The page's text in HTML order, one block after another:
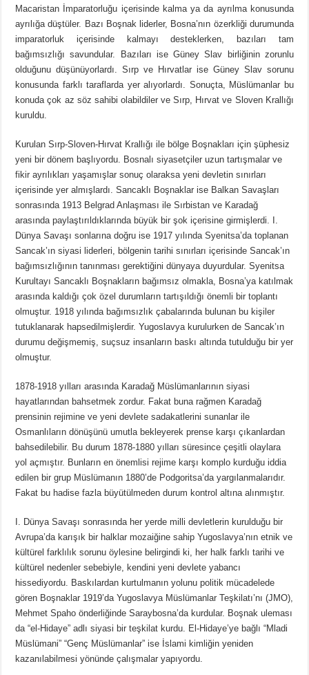
Macaristan İmparatorluğu içerisinde kalma ya da ayrılma konusunda
ayrılığa düştüler. Bazı Boşnak liderler, Bosna’nın özerkliği durumunda
imparatorluk içerisinde kalmayı desteklerken, bazıları tam
bağımsızlığı savundular. Bazıları ise Güney Slav birliğinin zorunlu
olduğunu düşünüyorlardı. Sırp ve Hırvatlar ise Güney Slav sorunu
konusunda farklı taraflarda yer alıyorlardı. Sonuçta, Müslümanlar bu
konuda çok az söz sahibi olabildiler ve Sırp, Hırvat ve Sloven Krallığı
kuruldu.
Kurulan Sırp-Sloven-Hırvat Krallığı ile bölge Boşnakları için şüphesiz
yeni bir dönem başlıyordu. Bosnalı siyasetçiler uzun tartışmalar ve
fikir ayrılıkları yaşamışlar sonuç olaraksa yeni devletin sınırları
içerisinde yer almışlardı. Sancaklı Boşnaklar ise Balkan Savaşları
sonrasında 1913 Belgrad Anlaşması ile Sırbistan ve Karadağ
arasında paylaştırıldıklarında büyük bir şok içerisine girmişlerdi. I.
Dünya Savaşı sonlarına doğru ise 1917 yılında Syenitsa’da toplanan
Sancak’ın siyasi liderleri, bölgenin tarihi sınırları içerisinde Sancak’ın
bağımsızlığının tanınması gerektiğini dünyaya duyurdular. Syenitsa
Kurultayı Sancaklı Boşnakların bağımsız olmakla, Bosna’ya katılmak
arasında kaldığı çok özel durumların tartışıldığı önemli bir toplantı
olmuştur. 1918 yılında bağımsızlık çabalarında bulunan bu kişiler
tutuklanarak hapsedilmişlerdir. Yugoslavya kurulurken de Sancak’ın
durumu değişmemiş, suçsuz insanların baskı altında tutulduğu bir yer
olmuştur.
1878-1918 yılları arasında Karadağ Müslümanlarının siyasi
hayatlarından bahsetmek zordur. Fakat buna rağmen Karadağ
prensinin rejimine ve yeni devlete sadakatlerini sunanlar ile
Osmanlıların dönüşünü umutla bekleyerek prense karşı çıkanlardan
bahsedilebilir. Bu durum 1878-1880 yılları süresince çeşitli olaylara
yol açmıştır. Bunların en önemlisi rejime karşı komplo kurduğu iddia
edilen bir grup Müslümanın 1880’de Podgoritsa’da yargılanmalarıdır.
Fakat bu hadise fazla büyütülmeden durum kontrol altına alınmıştır.
I. Dünya Savaşı sonrasında her yerde milli devletlerin kurulduğu bir
Avrupa’da karışık bir halklar mozaiğine sahip Yugoslavya’nın etnik ve
kültürel farklılık sorunu öylesine belirgindi ki, her halk farklı tarihi ve
kültürel nedenler sebebiyle, kendini yeni devlete yabancı
hissediyordu. Baskılardan kurtulmanın yolunu politik mücadelede
gören Boşnaklar 1919’da Yugoslavya Müslümanlar Teşkilatı’nı (JMO),
Mehmet Spaho önderliğinde Saraybosna’da kurdular. Boşnak uleması
da “el-Hidaye” adlı siyasi bir teşkilat kurdu. El-Hidaye’ye bağlı “Mladi
Müslümani” “Genç Müslümanlar” ise İslami kimliğin yeniden
kazanılabilmesi yönünde çalışmalar yapıyordu.